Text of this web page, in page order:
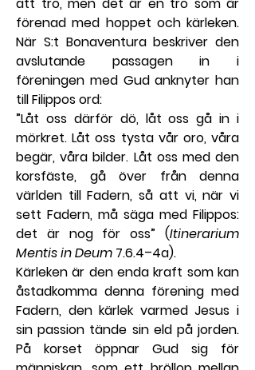
att tro, men det är en tro som är
förenad med hoppet och kärleken.
När S:t Bonaventura beskriver den
avslutande passagen in i
föreningen med Gud anknyter han
till Filippos ord:
”Låt oss därför dö, låt oss gå in i
mörkret. Låt oss tysta vår oro, våra
begär, våra bilder. Låt oss med den
korsfäste, gå över från denna
världen till Fadern, så att vi, när vi
sett Fadern, må säga med Filippos:
det är nog för oss” (Itinerarium
Mentis in Deum 7.6.4–4a).
Kärleken är den enda kraft som kan
åstadkomma denna förening med
Fadern, den kärlek varmed Jesus i
sin passion tände sin eld på jorden.
På korset öppnar Gud sig för